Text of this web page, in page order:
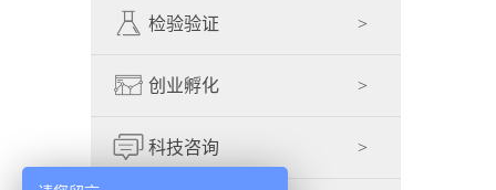
> 科技创新券
检验验证 >
创业孵化 >
科技咨询 >